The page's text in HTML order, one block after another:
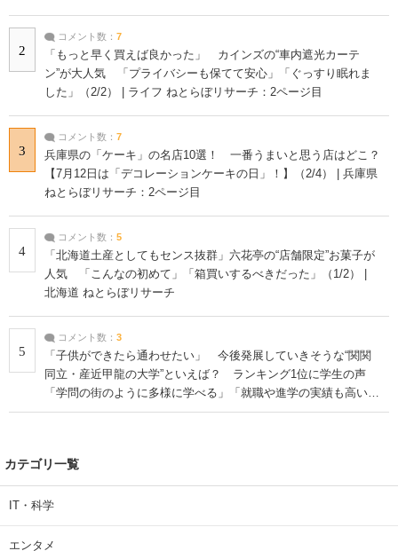
2
コメント数： 7
「もっと早く買えば良かった」 カインズの“車内遮光カーテ
ン”が大人気 「プライバシーも保てて安心」「ぐっすり眠れま
した」（2/2） | ライフ ねとらぼリサーチ：2ページ目
3
コメント数： 7
兵庫県の「ケーキ」の名店10選！ 一番うまいと思う店はどこ？
【7月12日は「デコレーションケーキの日」！】（2/4） | 兵庫県
ねとらぼリサーチ：2ページ目
4
コメント数： 5
「北海道土産としてもセンス抜群」六花亭の“店舗限定”お菓子が
人気 「こんなの初めて」「箱買いするべきだった」（1/2） |
北海道 ねとらぼリサーチ
5
コメント数： 3
「子供ができたら通わせたい」 今後発展していきそうな“関関
同立・産近甲龍の大学”といえば？ ランキング1位に学生の声
「学問の街のように多様に学べる」「就職や進学の実績も高い」
| 大学 ねとらぼリサーチ
カテゴリ一覧
IT・科学
エンタメ